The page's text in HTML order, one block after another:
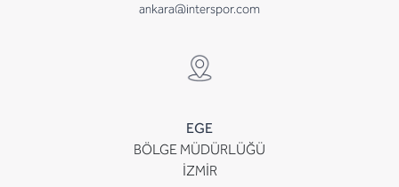
ankara@interspor.com
EGE
BÖLGE MÜDÜRLÜĞÜ
İZMİR